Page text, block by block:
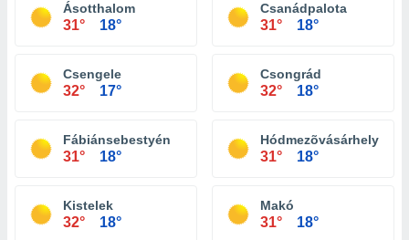
Ásotthalom
31° 18°
Csanádpalota
31° 18°
Csengele
32° 17°
Csongrád
32° 18°
Fábiánsebestyén
31° 18°
Hódmezõvásárhely
31° 18°
Kistelek
32° 18°
Makó
31° 18°